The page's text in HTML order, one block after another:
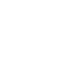
부설)